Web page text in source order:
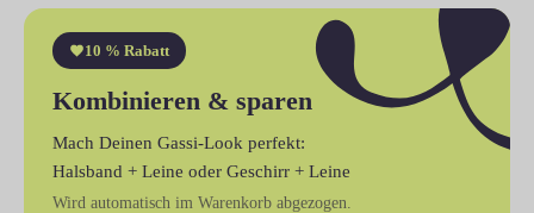
10 % Rabatt
Kombinieren & sparen
Mach Deinen Gassi-Look perfekt:
Halsband + Leine oder Geschirr + Leine
Wird automatisch im Warenkorb abgezogen.